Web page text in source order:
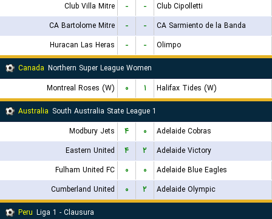
Club Villa Mitre
- -
Club Cipolletti
CA Bartolome Mitre
- -
CA Sarmiento de la Banda
Huracan Las Heras
- -
Olimpo
Canada Northern Super League Women
Montreal Roses (W)
۰ ۱
Halifax Tides (W)
Australia South Australia State League 1
Modbury Jets
۴ ۰
Adelaide Cobras
Eastern United
۴ ۲
Adelaide Victory
Fulham United FC
۰ ۰
Adelaide Blue Eagles
Cumberland United
۰ ۲
Adelaide Olympic
Peru Liga 1 - Clausura